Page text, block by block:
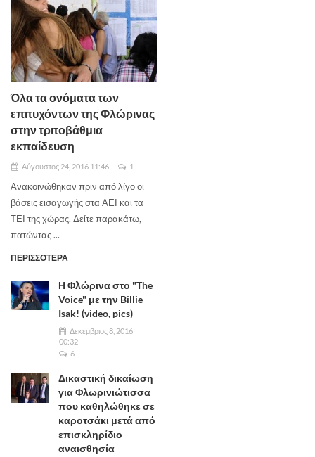
Όλα τα ονόματα των
επιτυχόντων της Φλώρινας
στην τριτοβάθμια
εκπαίδευση
Αύγουστος 24, 2016 11:46 1
Ανακοινώθηκαν πριν από λίγο οι
βάσεις εισαγωγής στα ΑΕΙ και τα
ΤΕΙ της χώρας. Δείτε παρακάτω,
πατώντας ...
ΠΕΡΙΣΣΟΤΕΡΑ
Η Φλώρινα στο "The
Voice" με την Billie
Isak! (video, pics)
Δεκέμβριος 8, 2016
00:32
6
Δικαστική δικαίωση
για Φλωρινιώτισσα
που καθηλώθηκε σε
καροτσάκι μετά από
επισκληρίδιο
αναισθησία